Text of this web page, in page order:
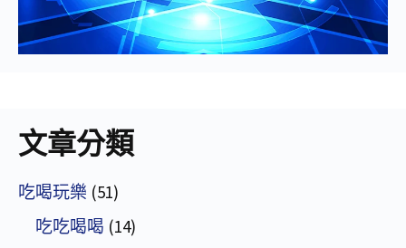
文章分類
吃喝玩樂 (51)
吃吃喝喝 (14)